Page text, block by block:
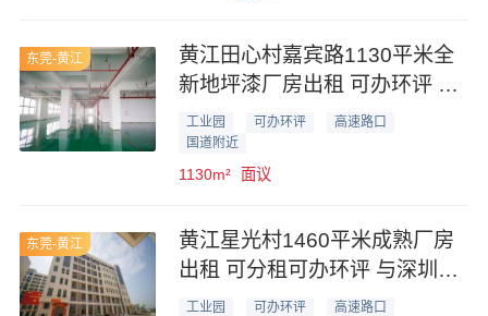
东莞-黄江
黄江田心村嘉宾路1130平米全
新地坪漆厂房出租 可办环评 写
字楼外观
工业园 可办环评
高速路口
国道附近
1130m² 面议
东莞-黄江
黄江星光村1460平米成熟厂房
出租 可分租可办环评 与深圳交
界
工业园 可办环评
高速路口